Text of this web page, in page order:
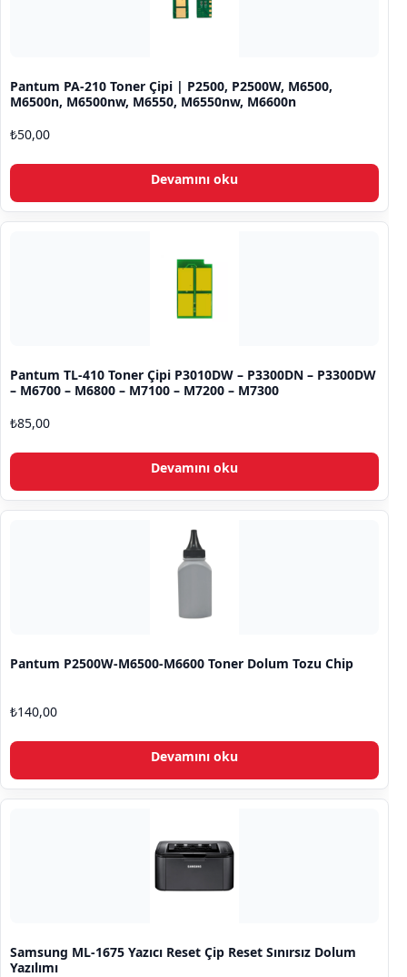
Pantum PA-210 Toner Çipi | P2500, P2500W, M6500,
M6500n, M6500nw, M6550, M6550nw, M6600n
₺50,00
Devamını oku
Pantum TL-410 Toner Çipi P3010DW – P3300DN – P3300DW
– M6700 – M6800 – M7100 – M7200 – M7300
₺85,00
Devamını oku
Pantum P2500W-M6500-M6600 Toner Dolum Tozu Chip
₺140,00
Devamını oku
Samsung ML-1675 Yazıcı Reset Çip Reset Sınırsız Dolum
Yazılımı